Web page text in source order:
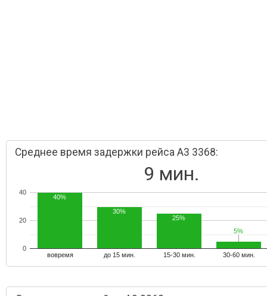
Среднее время задержки рейса A3 3368:
9 мин.
вовремя до 15 мин. 15-30 мин. 30-60 мин.
0
20
40
40%
30%
25%
5%
5%